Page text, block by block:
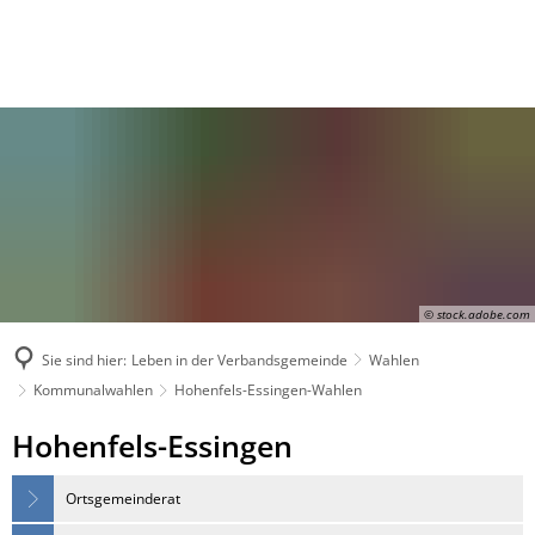
© stock.adobe.com
Sie sind hier: Leben in der Verbandsgemeinde
Wahlen
Kommunalwahlen
Hohenfels-Essingen-Wahlen
Hohenfels-
Essingen-
Hohenfels-Essingen
Ortsgemeinderat